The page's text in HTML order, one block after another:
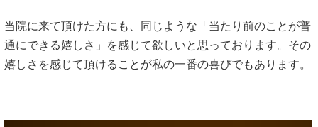
当院に来て頂けた方にも、同じような「当たり前のことが普
通にできる嬉しさ」を感じて欲しいと思っております。その
嬉しさを感じて頂けることが私の一番の喜びでもあります。